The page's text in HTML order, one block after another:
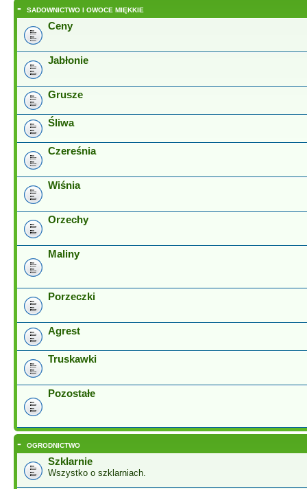
- SADOWNICTWO I OWOCE MIĘKKIE
Ceny
Jabłonie
Grusze
Śliwa
Czereśnia
Wiśnia
Orzechy
Maliny
Porzeczki
Agrest
Truskawki
Pozostałe
- OGRODNICTWO
Szklarnie
Wszystko o szklarniach.